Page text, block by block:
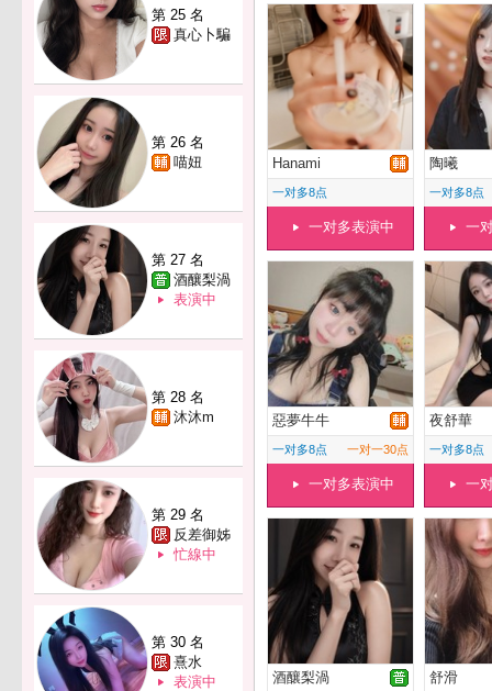
第 25 名
真心卜騙
第 26 名
喵妞
第 27 名
酒釀梨渦
表演中
第 28 名
沐沐m
第 29 名
反差御姊
忙線中
第 30 名
熹水
表演中
Hanami
一对多8点
一对多表演中
陶曦
一对多8点
一
惡夢牛牛
一对多8点 一对一30点
一对多表演中
夜舒華
一对多8点
一
酒釀梨渦 舒滑